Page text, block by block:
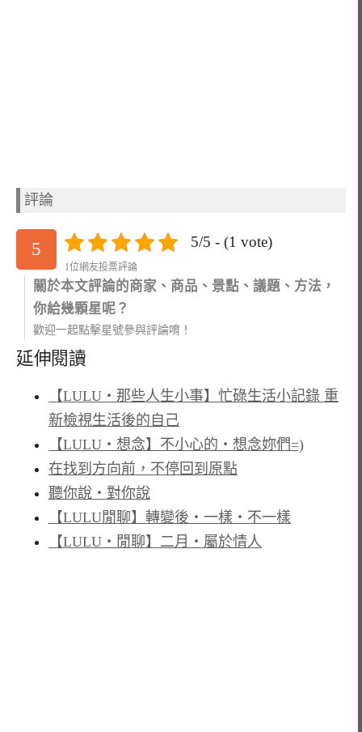
評論
5 5/5 - (1 vote)
1位網友投票評論
關於本文評論的商家、商品、景點、議題、方法，
你給幾顆星呢？
歡迎一起點擊星號參與評論唷！
延伸閱讀
【LULU‧那些人生小事】忙碌生活小記錄 重
新檢視生活後的自己
【LULU‧想念】不小心的‧想念妳們=)
在找到方向前，不停回到原點
聽你說‧對你說
【LULU閒聊】轉變後‧一樣‧不一樣
【LULU‧閒聊】二月‧屬於情人